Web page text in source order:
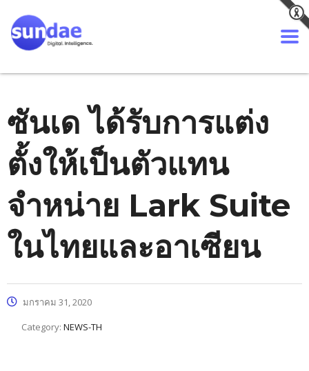
ซันเด ได้รับการแต่ง
ตั้งให้เป็นตัวแทน
จำหน่าย Lark Suite
ในไทยและอาเซียน
มกราคม 31, 2020
Category: NEWS-TH